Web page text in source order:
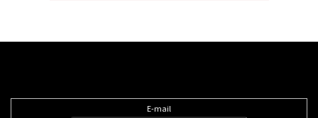
E-mail